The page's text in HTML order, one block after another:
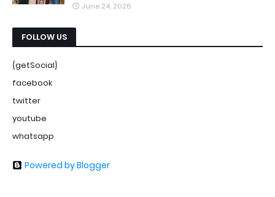
June 24, 2026
FOLLOW US
{getSocial}
facebook
twitter
youtube
whatsapp
Powered by Blogger